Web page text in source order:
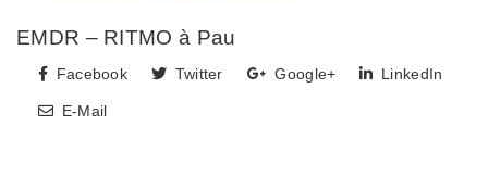
EMDR – RITMO à Pau
Facebook Twitter Google+ LinkedIn
E-Mail